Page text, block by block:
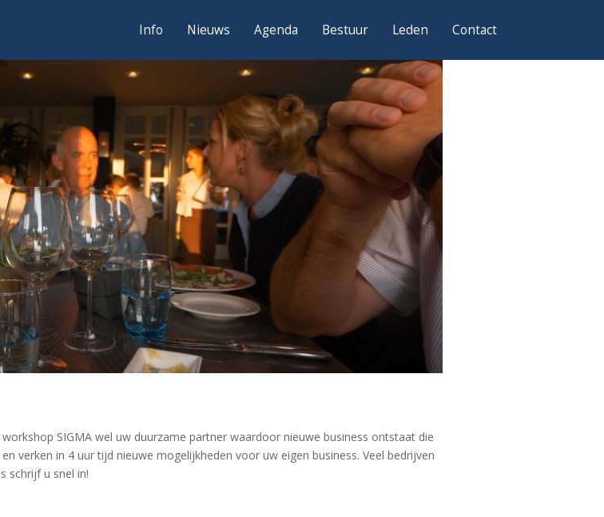
Info Nieuws Agenda Bestuur Leden Contact
SIGMA wel uw duurzame partner waardoor nieuwe business ontstaat die
verken in 4 uur tijd nieuwe mogelijkheden voor uw eigen business. Veel bedrijven
schrijf u snel in!